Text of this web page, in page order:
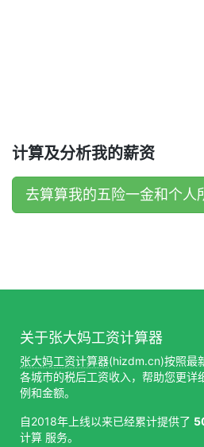
计算及分析我的薪资
去算算我的五险一金和个人
关于张大妈工资计算器
张大妈工资计算器(hizdm.cn)按照最
各城市的税后工资收入，帮助您更详
例和金额。
自2018年上线以来已经累计提供了
计算 服务。